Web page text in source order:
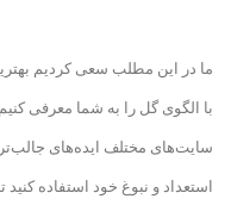
ما در این مطلب سعی کردیم
با الگوی گل را به شما معرفی
سایت‌های مختلف ایده‌های جالب‌تر
استعداد و نبوغ خود استفاده کنید